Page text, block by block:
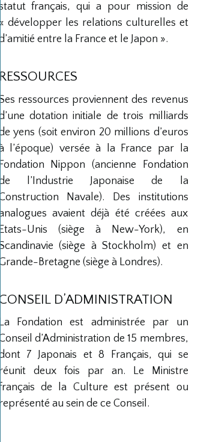
statut français, qui a pour mission de
« développer les relations culturelles et
d’amitié entre la France et le Japon ».
RESSOURCES
Ses ressources proviennent des revenus
d’une dotation initiale de trois milliards
de yens (soit environ 20 millions d’euros
à l’époque) versée à la France par la
Fondation Nippon (ancienne Fondation
de l’Industrie Japonaise de la
Construction Navale). Des institutions
analogues avaient déjà été créées aux
Etats-Unis (siège à New-York), en
Scandinavie (siège à Stockholm) et en
Grande-Bretagne (siège à Londres).
CONSEIL D’ADMINISTRATION
La Fondation est administrée par un
Conseil d’Administration de 15 membres,
dont 7 Japonais et 8 Français, qui se
réunit deux fois par an. Le Ministre
français de la Culture est présent ou
représenté au sein de ce Conseil.